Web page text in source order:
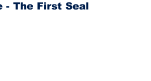
- The First Seal